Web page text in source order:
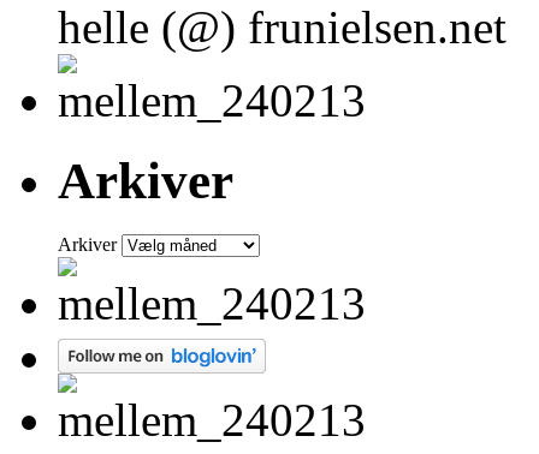
helle (@) frunielsen.net
Arkiver
Arkiver